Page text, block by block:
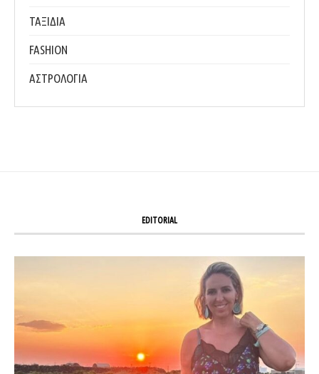
ΤΑΞΙΔΙΑ
FASHION
ΑΣΤΡΟΛΟΓΙΑ
EDITORIAL